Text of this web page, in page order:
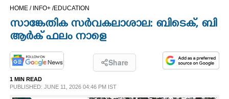
HOME / INFO+ /EDUCATION
സാങ്കേതിക സർവകലാശാല: ബിടെക്, ബി
ആർക് ഫലം നാളെ
Share
1 MIN READ
PUBLISHED: JUNE 11, 2026 04:46 PM IST